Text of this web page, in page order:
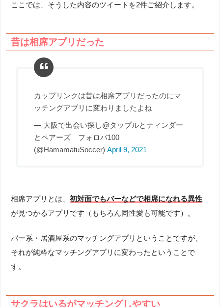
ここでは、そうした内容のツイートを2件ご紹介します。
昔は相席アプリだった
カップリンクは昔は相席アプリだったのにマ
ッチングアプリに変わりましたよね
— 大阪で出会い探し@タップルとティンダー
とペアーズ フォロバ100
(@HamamatuSoccer)April 9, 2021
相席アプリとは、初対面でもバーなどで相席になれる異性
が見つかるアプリです（もちろん同性愛も可能です）。
バー系・居酒屋系のマッチングアプリということですが、
それが純粋なマッチングアプリに変わったということで
す。
サクラはいるがマッチングしやすい